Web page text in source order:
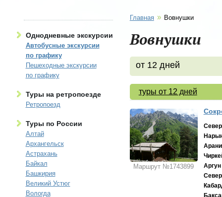
Однодневные экскурсии
Автобусные экскурсии
по графику
Пешеходные экскурсии
по графику
Туры на ретропоезде
Ретропоезд
Туры по России
Алтай
Архангельск
Астрахань
Байкал
Башкирия
Великий Устюг
Вологда
Главная » Вовнушки
Вовнушки
от 12 дней
туры от 12 дней
Маршрут №1743899
Аргун